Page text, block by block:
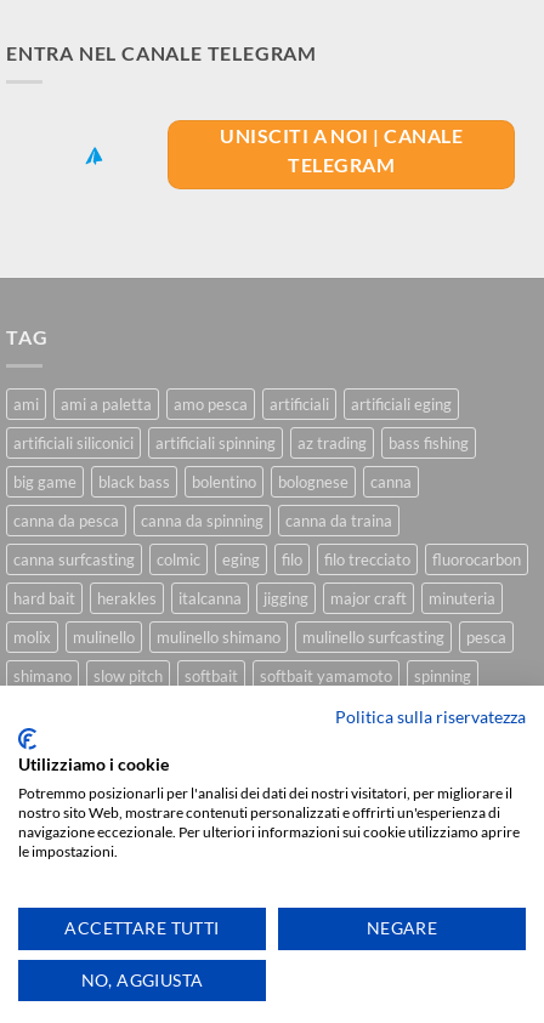
ENTRA NEL CANALE TELEGRAM
UNISCITI A NOI | CANALE
TELEGRAM
TAG
ami ami a paletta amo pesca artificiali
artificiali eging
artificiali siliconici
artificiali spinning az trading
bass fishing
big game
black bass bolentino bolognese
canna
canna da pesca
canna da spinning
canna da traina
canna surfcasting
colmic eging filo filo trecciato
fluorocarbon
hard bait
herakles italcanna jigging major craft
minuteria
molix
mulinello mulinello shimano mulinello surfcasting
pesca
shimano
slow pitch softbait softbait yamamoto
spinning
trecciato trolling tubertini
Sviluppato daWe Blink Design
Delivery
Copyright 2026 © IlMaestralePesca.it
Politica sulla riservatezza
Utilizziamo i cookie
Potremmo posizionarli per l'analisi dei dati dei nostri visitatori, per migliorare il
nostro sito Web, mostrare contenuti personalizzati e offrirti un'esperienza di
navigazione eccezionale. Per ulteriori informazioni sui cookie utilizziamo aprire
le impostazioni.
ACCETTARE TUTTI NEGARE
NO, AGGIUSTA